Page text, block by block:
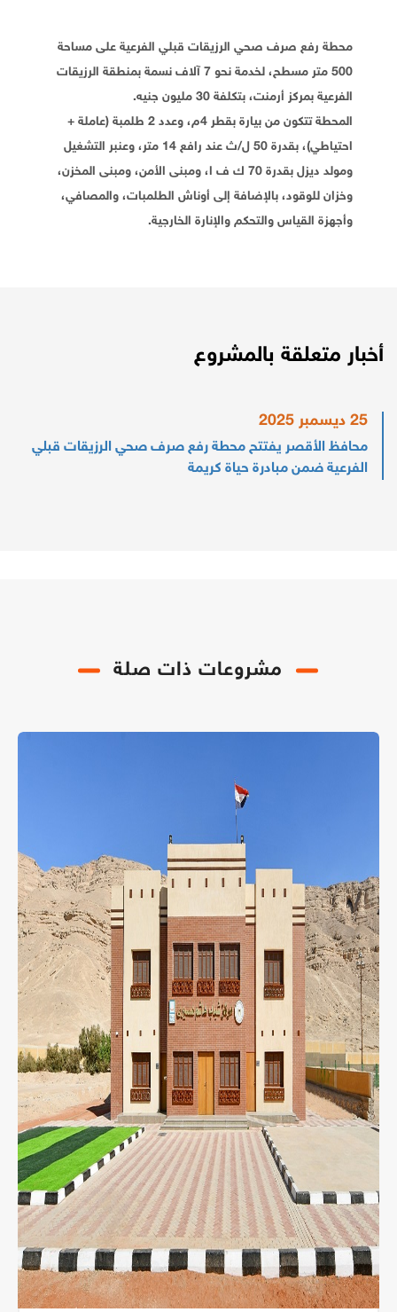
محطة رفع صرف صحي الرزيقات قبلي الفرعية على مساحة
500 متر مسطح، لخدمة نحو 7 آلاف نسمة بمنطقة الرزيقات
الفرعية بمركز أرمنت، بتكلفة 30 مليون جنيه.
المحطة تتكون من بيارة بقطر 4م، وعدد 2 طلمبة (عاملة +
احتياطي)، بقدرة 50 ل/ث عند رافع 14 متر، وعنبر التشغيل
ومولد ديزل بقدرة 70 ك ف ا، ومبنى الأمن، ومبنى المخزن،
وخزان للوقود، بالإضافة إلى أوناش الطلمبات، والمصافي،
وأجهزة القياس والتحكم والإنارة الخارجية.
أخبار متعلقة بالمشروع
25 ديسمبر 2025
محافظ الأقصر يفتتح محطة رفع صرف صحي الرزيقات قبلي
الفرعية ضمن مبادرة حياة كريمة
مشروعات ذات صلة